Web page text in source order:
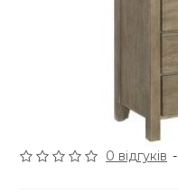
0 відгуків -